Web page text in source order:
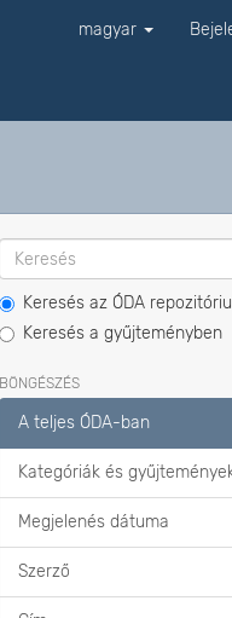
magyar
Keresés az ÓDA
Keresés a gyűjteményben
BÖNGÉSZÉS
A teljes ÓDA-ban
Kategóriák és
Megjelenés dátuma
Szerző